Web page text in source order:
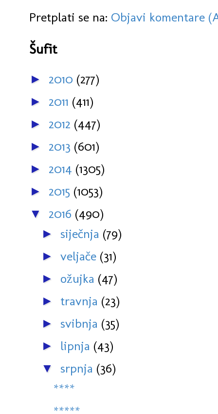
Pretplati se na: Objavi komentare
Šufit
► 2010 (277)
► 2011 (411)
► 2012 (447)
► 2013 (601)
► 2014 (1305)
► 2015 (1053)
▼ 2016 (490)
► siječnja (79)
► veljače (31)
► ožujka (47)
► travnja (23)
► svibnja (35)
► lipnja (43)
▼ srpnja (36)
****
*****